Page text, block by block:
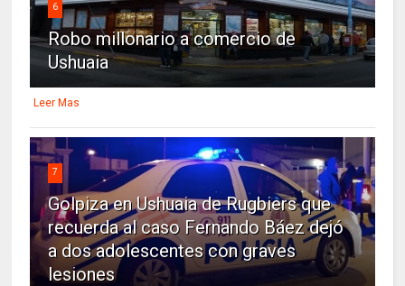
6
Robo millonario a comercio de
Ushuaia
Leer Mas
7
Golpiza en Ushuaia de Rugbiers que
recuerda al caso Fernando Báez dejó
a dos adolescentes con graves
lesiones